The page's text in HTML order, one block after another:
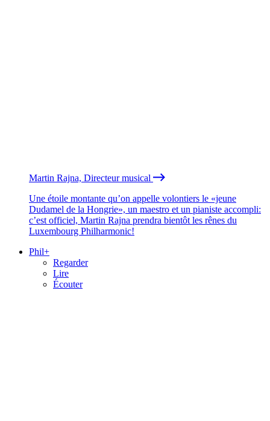
Martin Rajna, Directeur musical
Une étoile montante qu’on appelle volontiers le «jeune
Dudamel de la Hongrie», un maestro et un pianiste accompli:
c’est officiel, Martin Rajna prendra bientôt les rênes du
Luxembourg Philharmonic!
Phil+
Regarder
Lire
Écouter